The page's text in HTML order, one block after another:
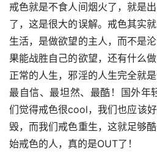
戒色就是不食人间烟火了，就是
了，这是很大的误解。戒色其实
生活，是做欲望的主人，而不是
果能战胜自己的欲望，还有什么
正常的人生，邪淫的人生完全就
最自信、最坦然、最酷！国外年
们觉得戒色很cool，我们也应该
毁，而我们戒色重生，这就足够
始戒色的人，真的是OUT了！